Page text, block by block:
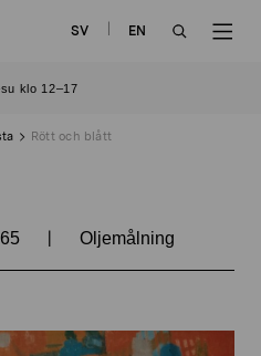
SV
EN
klo 12–17
Rött och blått
| Oljemålning